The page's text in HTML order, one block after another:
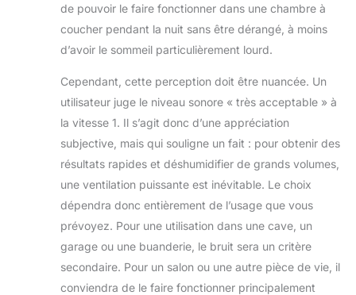
de pouvoir le faire fonctionner dans une chambre à
coucher pendant la nuit sans être dérangé, à moins
d’avoir le sommeil particulièrement lourd.
Cependant, cette perception doit être nuancée. Un
utilisateur juge le niveau sonore « très acceptable » à
la vitesse 1. Il s’agit donc d’une appréciation
subjective, mais qui souligne un fait : pour obtenir des
résultats rapides et déshumidifier de grands volumes,
une ventilation puissante est inévitable. Le choix
dépendra donc entièrement de l’usage que vous
prévoyez. Pour une utilisation dans une cave, un
garage ou une buanderie, le bruit sera un critère
secondaire. Pour un salon ou une autre pièce de vie, il
conviendra de le faire fonctionner principalement